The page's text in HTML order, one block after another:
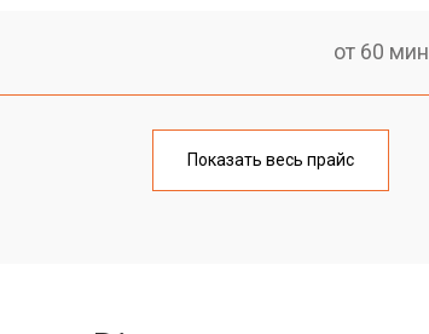
от 60 мин
от 90 мин
Показать весь прайс